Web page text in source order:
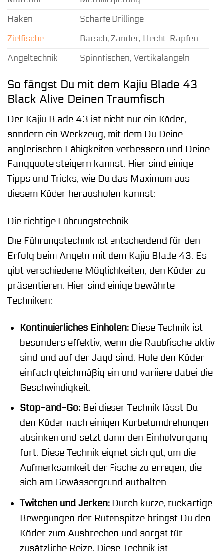
Haken
Scharfe Drillinge
Zielfische
Barsch, Zander, Hecht, Rapfen
Angeltechnik
Spinnfischen, Vertikalangeln
So fängst Du mit dem Kajiu Blade 43
Black Alive Deinen Traumfisch
Der Kajiu Blade 43 ist nicht nur ein Köder,
sondern ein Werkzeug, mit dem Du Deine
anglerischen Fähigkeiten verbessern und Deine
Fangquote steigern kannst. Hier sind einige
Tipps und Tricks, wie Du das Maximum aus
diesem Köder herausholen kannst:
Die richtige Führungstechnik
Die Führungstechnik ist entscheidend für den
Erfolg beim Angeln mit dem Kajiu Blade 43. Es
gibt verschiedene Möglichkeiten, den Köder zu
präsentieren. Hier sind einige bewährte
Techniken:
Kontinuierliches Einholen:Diese Technik ist
besonders effektiv, wenn die Raubfische aktiv
sind und auf der Jagd sind. Hole den Köder
einfach gleichmäßig ein und variiere dabei die
Geschwindigkeit.
Stop-and-Go:Bei dieser Technik lässt Du
den Köder nach einigen Kurbelumdrehungen
absinken und setzt dann den Einholvorgang
fort. Diese Technik eignet sich gut, um die
Aufmerksamkeit der Fische zu erregen, die
sich am Gewässergrund aufhalten.
Twitchen und Jerken:Durch kurze, ruckartige
Bewegungen der Rutenspitze bringst Du den
Köder zum Ausbrechen und sorgst für
zusätzliche Reize. Diese Technik ist